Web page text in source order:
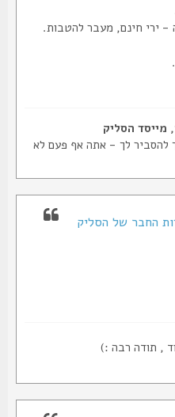
חינם, מעבר להטבות.
לך - אתה אף פעם לא
רבה :)